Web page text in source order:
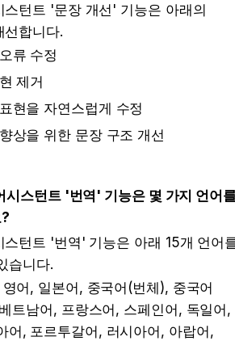
스턴트 '문장 개선' 기능은 아래의
선합니다.
류 수정
제거
현을 자연스럽게 수정
상을 위한 문장 구조 개선
시스턴트 '번역' 기능은 몇 가지 언어
스턴트 '번역' 기능은 아래 15개 언어
습니다.
어, 일본어, 중국어(번체), 중국어
트남어, 프랑스어, 스페인어, 독일어,
어, 포르투갈어, 러시아어, 아랍어,